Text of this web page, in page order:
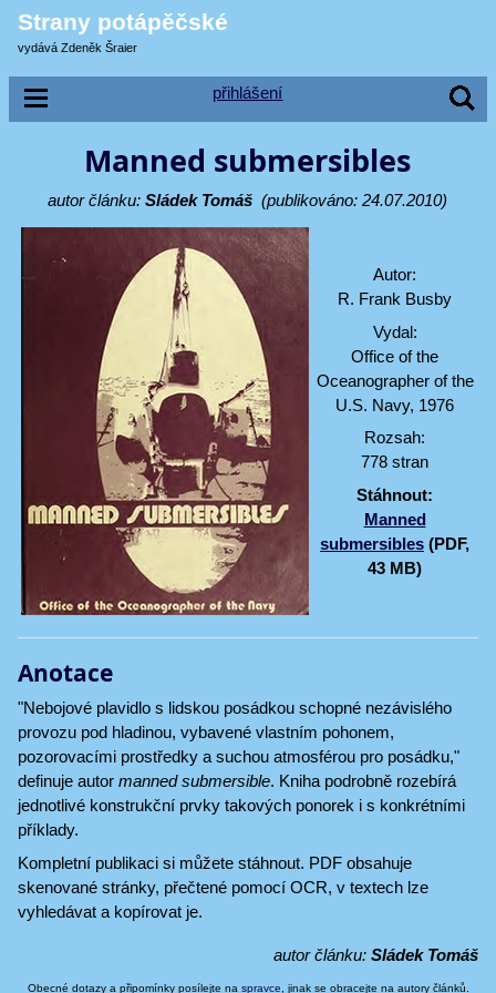
Strany potápěčské
vydává Zdeněk Šraier
přihlášení
Manned submersibles
autor článku:Sládek Tomáš (publikováno: 24.07.2010)
Autor:
R. Frank Busby
Vydal:
Office of the
Oceanographer of the
U.S. Navy, 1976
Rozsah:
778 stran
Stáhnout:
Manned
submersibles (PDF,
43 MB)
Anotace
"Nebojové plavidlo s lidskou posádkou schopné nezávislého
provozu pod hladinou, vybavené vlastním pohonem,
pozorovacími prostředky a suchou atmosférou pro posádku,"
definuje autor manned submersible. Kniha podrobně rozebírá
jednotlivé konstrukční prvky takových ponorek i s konkrétními
příklady.
Kompletní publikaci si můžete stáhnout. PDF obsahuje
skenované stránky, přečtené pomocí OCR, v textech lze
vyhledávat a kopírovat je.
autor článku: Sládek Tomáš
Obecné dotazy a připomínky posílejte na spravce , jinak se obracejte na autory článků.